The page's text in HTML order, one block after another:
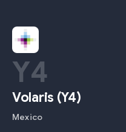
Y4
Volaris (Y4)
Mexico